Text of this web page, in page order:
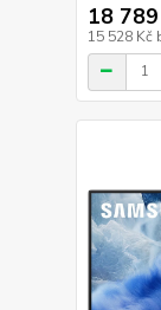
18 789
15 528 Kč